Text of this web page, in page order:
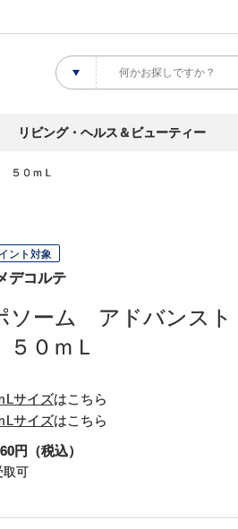
リビング・ヘルス＆ビューティー
５０ｍＬ
ント対象
デコルテ
ソーム アドバンス
０ｍＬ
Lサイズはこちら
Lサイズはこちら
円（税込）
取可